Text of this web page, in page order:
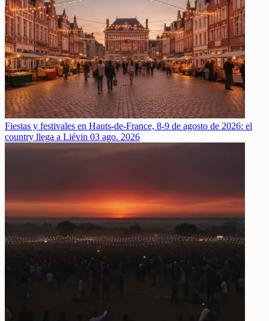
Fiestas y festivales en Hauts-de-France, 8-9 de agosto de 2026: el
country llega a Liévin 03 ago. 2026